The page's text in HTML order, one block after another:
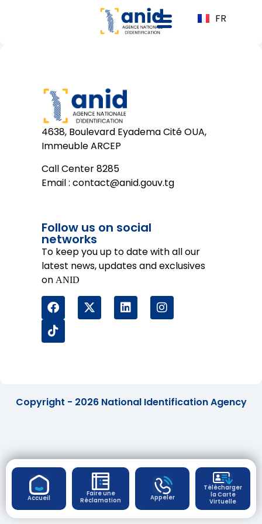
FR
Accueil
Faire une
Réclamation
Appeler
Télécharger
la Carte
Virtuelle
4638, Boulevard Eyadema Cité OUA,
Immeuble ARCEP
Call Center 8285
Email : contact@anid.gouv.tg
Follow us on social
networks
To keep you up to date with all our
latest news, updates and exclusives
on ANID
Copyright - 2026 National Identification Agency